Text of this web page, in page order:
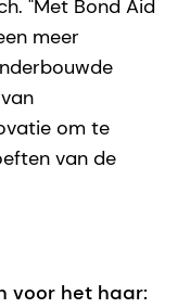
"Met Bond Aid
meer
om te
van de
voor het haar: